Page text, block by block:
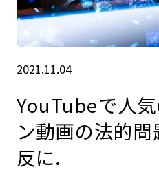
2021.11.04
YouTubeで人
ン動画の法的
反に.